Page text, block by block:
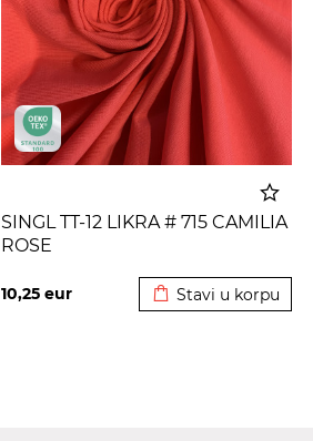
SINGL TT-12 LIKRA # 715 CAMILIA
ROSE
10,25 eur Stavi u korpu